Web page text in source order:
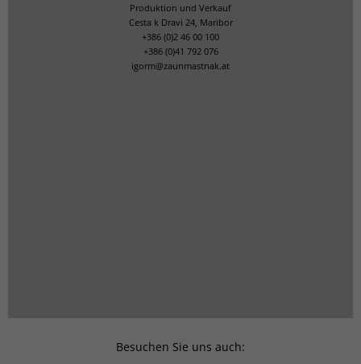
Produktion und Verkauf
Cesta k Dravi 24, Maribor
+386 (0)2 46 00 100
+386 (0)41 792 076
igorm@zaunmastnak.at
Besuchen Sie uns auch: